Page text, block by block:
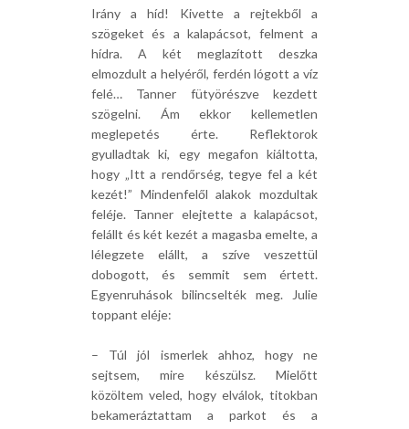
Irány a híd! Kivette a rejtekből a
szögeket és a kalapácsot, felment a
hídra. A két meglazított deszka
elmozdult a helyéről, ferdén lógott a víz
felé… Tanner fütyörészve kezdett
szögelni. Ám ekkor kellemetlen
meglepetés érte. Reflektorok
gyulladtak ki, egy megafon kiáltotta,
hogy „Itt a rendőrség, tegye fel a két
kezét!” Mindenfelől alakok mozdultak
feléje. Tanner elejtette a kalapácsot,
felállt és két kezét a magasba emelte, a
lélegzete elállt, a szíve veszettül
dobogott, és semmit sem értett.
Egyenruhások bilincselték meg. Julie
toppant eléje:
– Túl jól ismerlek ahhoz, hogy ne
sejtsem, mire készülsz. Mielőtt
közöltem veled, hogy elválok, titokban
bekameráztattam a parkot és a